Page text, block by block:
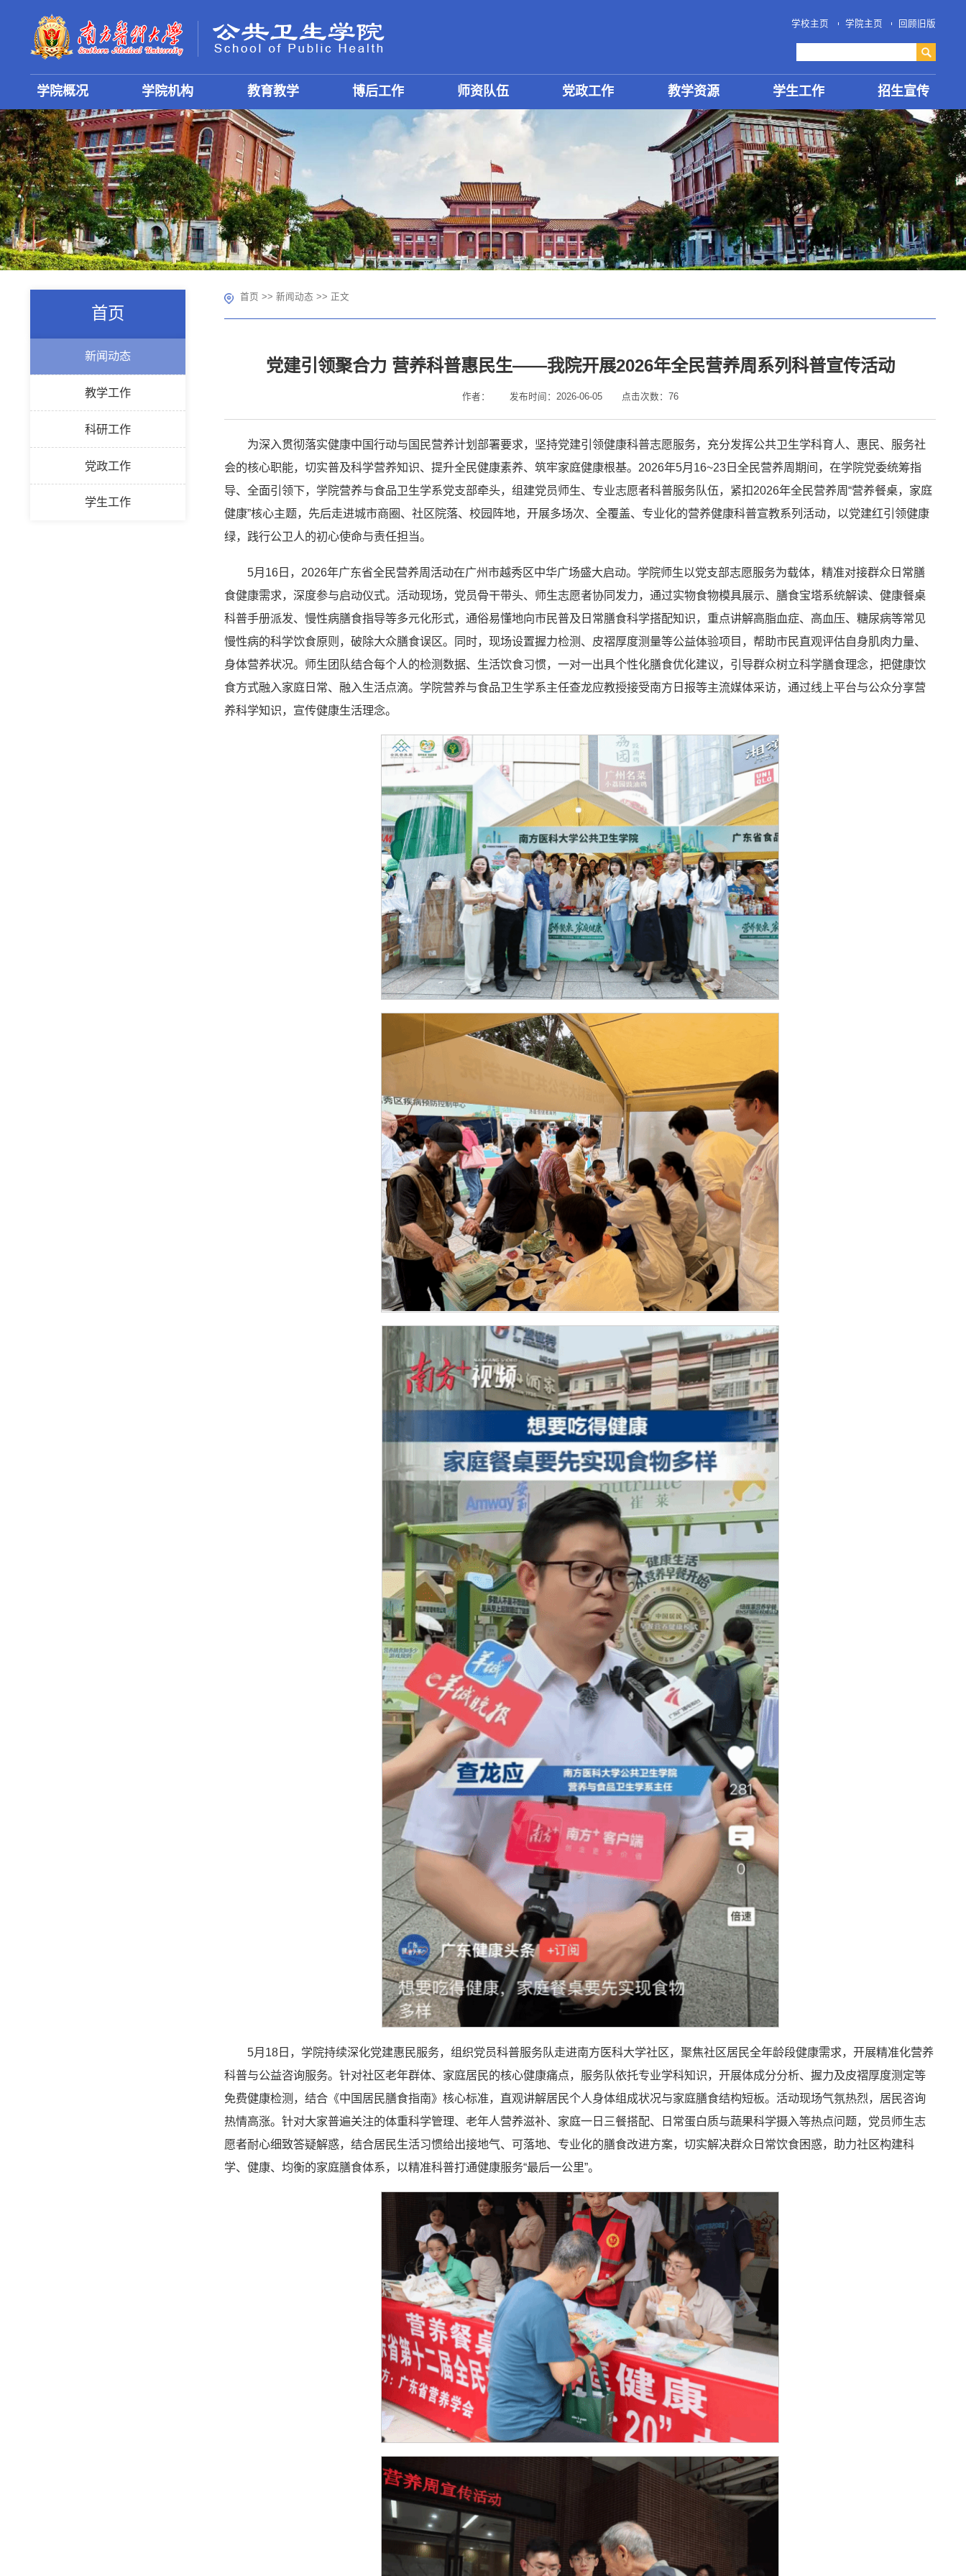
学校主页 学院主页 回顾旧版
学院概况 学院机构 教育教学 博后工作 师资队伍 党政工作 教学资源 学生工作 招生宣传
首页
新闻动态
教学工作
科研工作
党政工作
学生工作
首页 >> 新闻动态 >> 正文
党建引领聚合力 营养科普惠民生——我院开展2026年全民营养周系列科普宣传活动
作者： 发布时间：2026-06-05 点击次数： 76
为深入贯彻落实健康中国行动与国民营养计划部署要求，坚持党建引领健康科普志愿服务，充分发挥公共卫生学科育人、惠民、服务社
会的核心职能，切实普及科学营养知识、提升全民健康素养、筑牢家庭健康根基。2026年5月16~23日全民营养周期间，在学院党委统筹指
导、全面引领下，学院营养与食品卫生学系党支部牵头，组建党员师生、专业志愿者科普服务队伍，紧扣2026年全民营养周“营养餐桌，家庭
健康”核心主题，先后走进城市商圈、社区院落、校园阵地，开展多场次、全覆盖、专业化的营养健康科普宣教系列活动，以党建红引领健康
绿，践行公卫人的初心使命与责任担当。
5月16日，2026年广东省全民营养周活动在广州市越秀区中华广场盛大启动。学院师生以党支部志愿服务为载体，精准对接群众日常膳
食健康需求，深度参与启动仪式。活动现场，党员骨干带头、师生志愿者协同发力，通过实物食物模具展示、膳食宝塔系统解读、健康餐桌
科普手册派发、慢性病膳食指导等多元化形式，通俗易懂地向市民普及日常膳食科学搭配知识，重点讲解高脂血症、高血压、糖尿病等常见
慢性病的科学饮食原则，破除大众膳食误区。同时，现场设置握力检测、皮褶厚度测量等公益体验项目，帮助市民直观评估自身肌肉力量、
身体营养状况。师生团队结合每个人的检测数据、生活饮食习惯，一对一出具个性化膳食优化建议，引导群众树立科学膳食理念，把健康饮
食方式融入家庭日常、融入生活点滴。学院营养与食品卫生学系主任查龙应教授接受南方日报等主流媒体采访，通过线上平台与公众分享营
养科学知识，宣传健康生活理念。
5月18日，学院持续深化党建惠民服务，组织党员科普服务队走进南方医科大学社区，聚焦社区居民全年龄段健康需求，开展精准化营养
科普与公益咨询服务。针对社区老年群体、家庭居民的核心健康痛点，服务队依托专业学科知识，开展体成分分析、握力及皮褶厚度测定等
免费健康检测，结合《中国居民膳食指南》核心标准，直观讲解居民个人身体组成状况与家庭膳食结构短板。活动现场气氛热烈，居民咨询
热情高涨。针对大家普遍关注的体重科学管理、老年人营养滋补、家庭一日三餐搭配、日常蛋白质与蔬果科学摄入等热点问题，党员师生志
愿者耐心细致答疑解惑，结合居民生活习惯给出接地气、可落地、专业化的膳食改进方案，切实解决群众日常饮食困惑，助力社区构建科
学、健康、均衡的家庭膳食体系，以精准科普打通健康服务“最后一公里”。